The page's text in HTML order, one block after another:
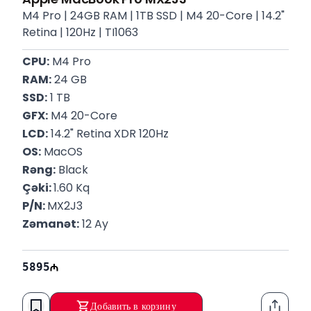
M4 Pro | 24GB RAM | 1TB SSD | M4 20-Core | 14.2"
Retina | 120Hz | TI1063
CPU: M4 Pro
RAM: 24 GB
SSD: 1 TB
GFX: M4 20-Core
LCD: 14.2" Retina XDR 120Hz
OS: MacOS
Rəng: Black
Çəki: 1.60 Kq
P/N: MX2J3
Zəmanət: 12 Ay
5895
Добавить в корзину